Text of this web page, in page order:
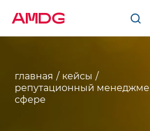
AMDG
главная
кейсы
репутационный
сфере